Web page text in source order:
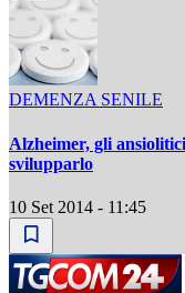
DEMENZA SENILE
Alzheimer, gli
svilupparlo
10 Set 2014 - 11:45